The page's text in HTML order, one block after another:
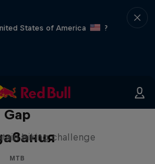
States of America
?
The Impossible
Gap
biking challenge
MTB